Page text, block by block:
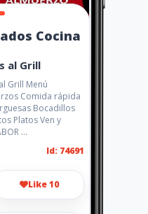
Cocina
al Grill
Grill Menú
Comida rápida
Bocadillos
Platos Ven y
...
Id: 74691
Like 10